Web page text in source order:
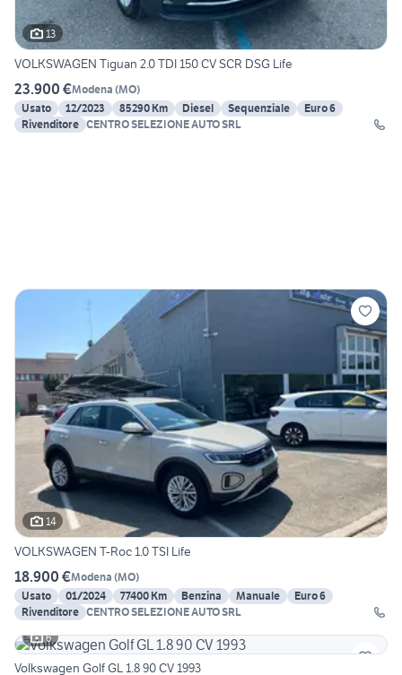
13
VOLKSWAGEN Tiguan 2.0 TDI 150 CV SCR DSG Life
23.900 €Modena (MO)
Usato
12/2023 85290 Km Diesel Sequenziale
Euro 6
Rivenditore CENTRO SELEZIONE AUTO SRL
14
VOLKSWAGEN T-Roc 1.0 TSI Life
18.900 €Modena (MO)
Usato
01/2024 77400 Km Benzina Manuale
Euro 6
Rivenditore CENTRO SELEZIONE AUTO SRL
6
Volkswagen Golf GL 1.8 90 CV 1993